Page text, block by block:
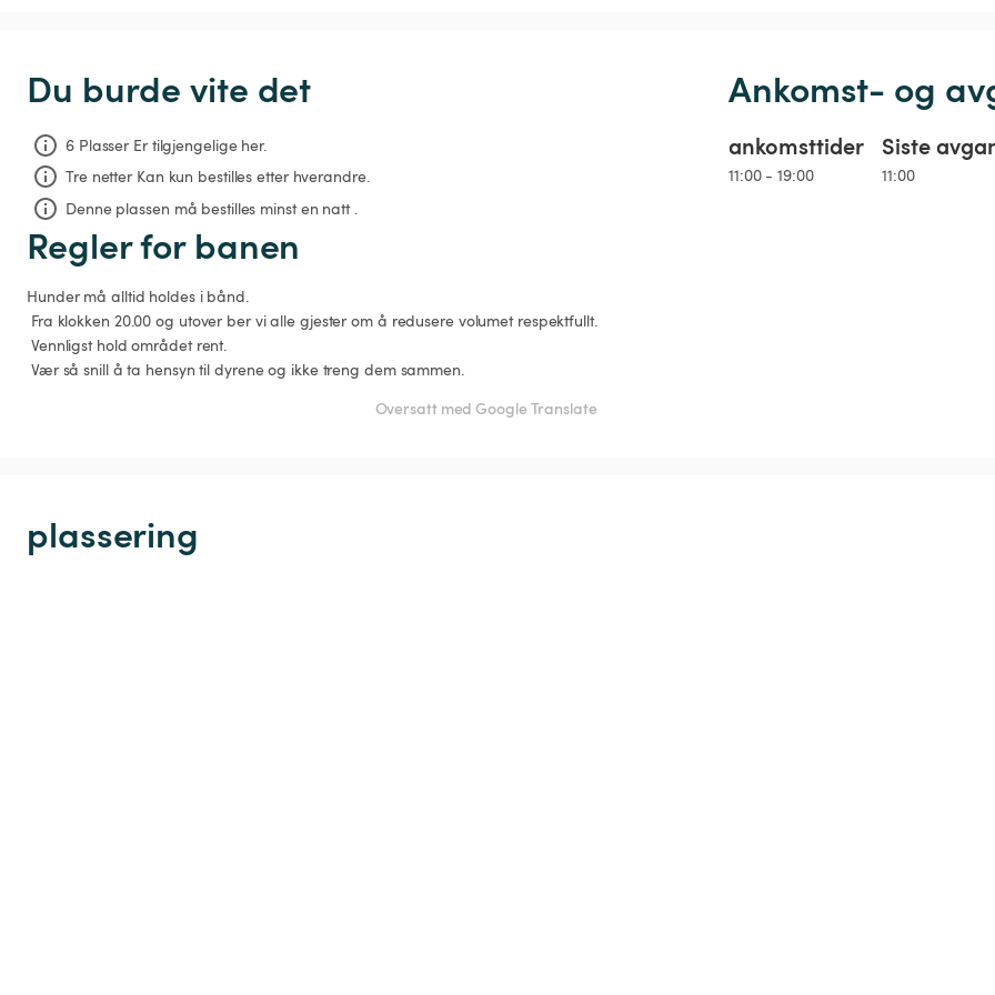
Du burde vite det
6 Plasser Er tilgjengelige her.
Tre netter Kan kun bestilles etter hverandre.
Denne plassen må bestilles minst en natt .
Ankomst- og
ankomsttider
11:00 - 19:00
Siste
11:00
Regler for banen
Hunder må alltid holdes i bånd.
Vær så snill å ta hensyn til dyrene og ikke treng dem sammen.
Oversatt med Google Translate
plassering